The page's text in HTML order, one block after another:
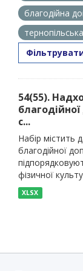
благодійна
54(55).
с...
Набір містить
благодійної
фізичної
XLSX